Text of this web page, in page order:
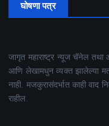
घोषणा पत्र
जागृत महाराष्ट्र न्यूज चॅनेल तथा
आणि लेखामधुन व्यक्त झालेल्या
नाही. मजकुरासंदर्भात काही वाद
राहील.